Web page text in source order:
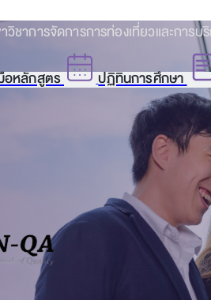
อหลักสูตร ปฏิทินการศึกษา
วิชาการจัดการการท่องเที่ยวและการบ